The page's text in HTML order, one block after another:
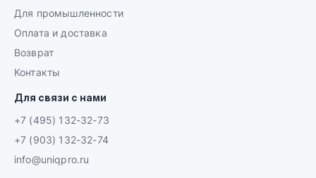
Для промышленности
Оплата и доставка
Возврат
Контакты
Для связи с нами
+7 (495) 132-32-73
+7 (903) 132-32-74
info@uniqpro.ru